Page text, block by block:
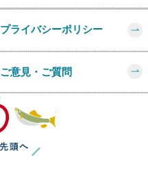
プライバシーポリシー
ご意見・ご質問